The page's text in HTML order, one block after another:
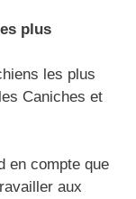
plus
les plus
Caniches et
en compte que
aux